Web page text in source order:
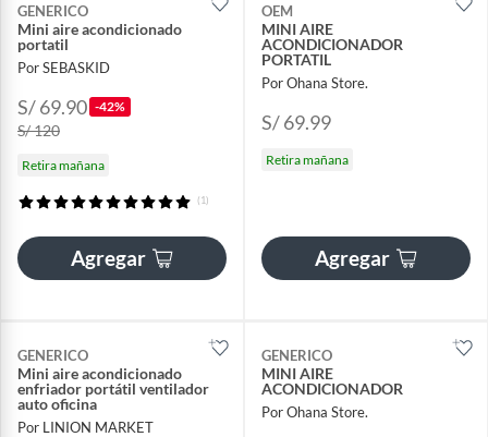
GENERICO
Mini aire acondicionado
portatil
Por SEBASKID
S/ 69.90 -42%
S/ 120
Retira mañana
(1)
Agregar
OEM
MINI AIRE
ACONDICIONADOR
PORTATIL
Por Ohana Store.
S/ 69.99
Retira mañana
Agregar
GENERICO
Mini aire acondicionado
enfriador portátil ventilador
auto oficina
Por LINION MARKET
GENERICO
MINI AIRE
ACONDICIONADOR
Por Ohana Store.